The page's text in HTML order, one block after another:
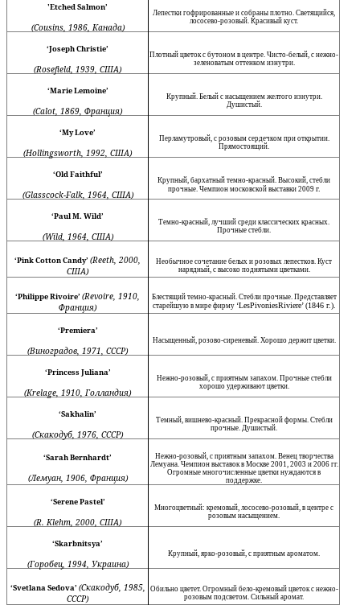
'Etched Salmon’
(Cousins, 1986, Канада)
Лепестки гофрированные и собраны плотно. Све­тящийся,
лососево-розовый. Красивый куст.
‘Joseph Christie’
(Rosefield, 1939, США)
Плотный цветок с бутоном в центре. Чисто-бе­лый, с нежно-
зеленоватым оттенком изнутри.
‘Marie Lemoine’
(Calot, 1869, Франция)
Крупный. Белый с насыщением желтого изнутри.
Душистый.
‘My Love’
(Hollingsworth, 1992, США)
Перламутровый, с розовым сердечком при от­крытии.
Прямостоящий.
‘Old Faithful’
(Glasscock-Falk, 1964, США)
Крупный, бархатный темно-красный. Высокий, стебли
прочные. Чемпион московской выстав­ки 2009 г.
‘Paul M. Wild’
(Wild, 1964, США)
Темно-красный, лучший среди классических красных.
Прочные стебли.
‘Pink Cotton Candy’ (Reeth, 2000,
США)
Необычное сочетание белых и розовых лепест­ков. Куст
нарядный, с высоко поднятыми цвет­ками.
‘Philippe Rivoire’ (Revoire, 1910,
Франция)
Блестящий темно-красный. Стебли прочные. Представляет
старейшую в мире фирму ‘LesPivoniesRiviere’(1846 г.).
‘Premiera’
(Виноградов, 1971, СССР)
Насыщенный, розово-сиреневый. Хорошо дер­жит цветки.
‘Princess Juliana’
(Krelage, 1910, Голландия)
Нежно-розовый, с приятным запахом. Прочные стебли
хорошо удерживают цветки.
‘Sakhalin’
(Скакодуб, 1976, СССР)
Темный, вишнево-красный. Прекрасной формы. Стебли
прочные. Душистый.
‘Sarah Bernhardt’
(Лемуан, 1906, Франция)
Нежно-розовый, с приятным запахом. Венец творчества
Лемуана. Чемпион выставок в Москве 2001, 2003 и 2006 гг.
Огромные многочисленные цветки нуждаются в
поддержке.
‘Serene Pastel’
(R. Klehm, 2000, США)
Многоцветный: кремовый, лососево-розовый, в центре с
розовым насыщением.
‘Skarbnitsya’
(Горобец, 1994, Украина)
Крупный, ярко-розовый, с приятным ароматом.
‘Svetlana Sedova’ (Скакодуб, 1985,
СССР)
Обильно цветет. Огромный бело-кремовый цветок с нежно-
розовым подсветом. Сильный аромат.